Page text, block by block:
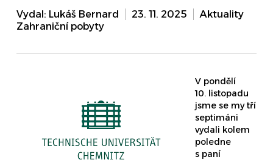
Vydal: Lukáš Bernard 23. 11. 2025 Aktuality,
Zahraniční pobyty
V pondělí
10. listopadu
jsme se my tří
septimáni
vydali kolem
poledne
s paní